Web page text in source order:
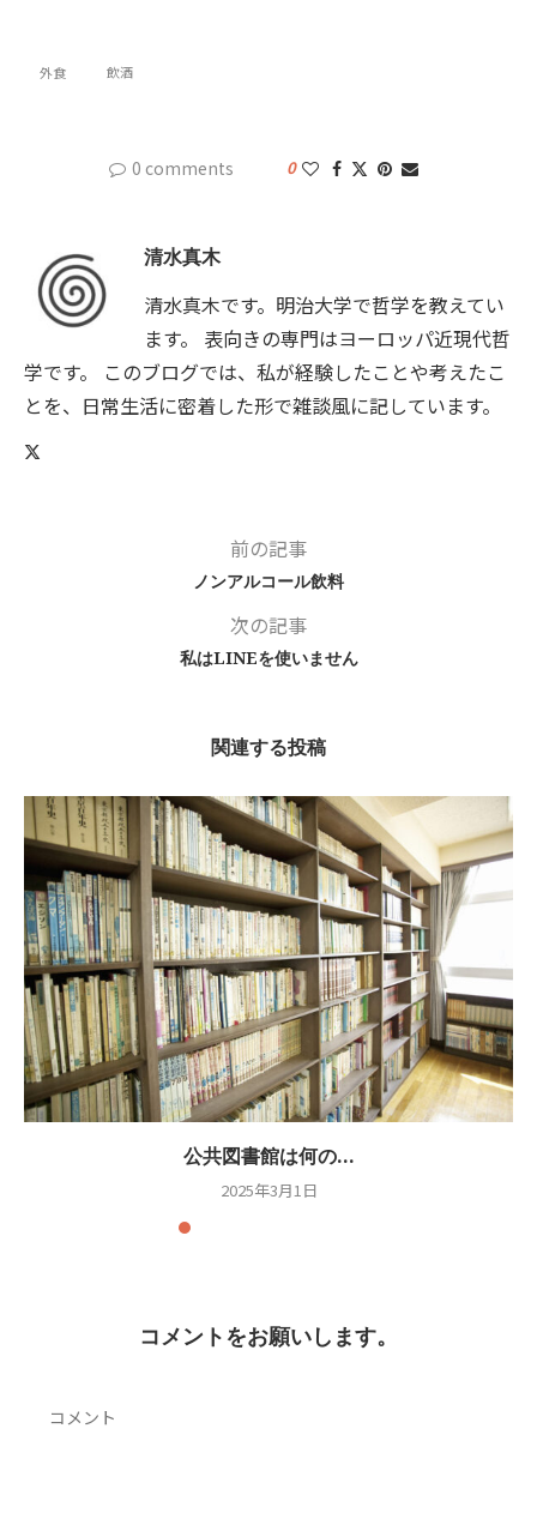
外食 飲酒
0 comments 0
清水真木
清水真木です。明治大学で哲学を教えてい
ます。 表向きの専門はヨーロッパ近現代哲
学です。 このブログでは、私が経験したことや考えたこ
とを、日常生活に密着した形で雑談風に記しています。
前の記事
ノンアルコール飲料
次の記事
私はLINEを使いません
関連する投稿
公共図書館は何の...
2025年3月1日
コメントをお願いします。